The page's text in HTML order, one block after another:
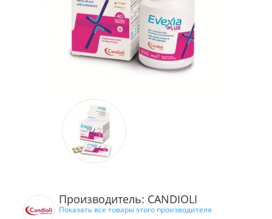
Производитель: CANDIOLI
Показать все товары этого производителя